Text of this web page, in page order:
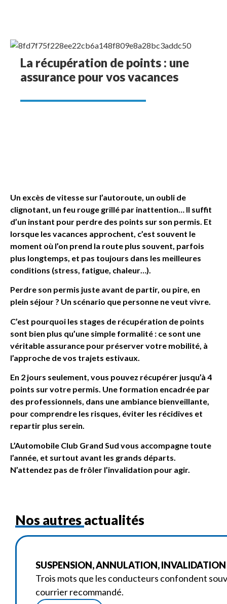
La récupération de points : une
assurance pour vos vacances
Un excès de vitesse sur l’autoroute, un oubli de
clignotant, un feu rouge grillé par inattention… Il suffit
d’un instant pour perdre des points sur son permis. Et
lorsque les vacances approchent, c’est souvent le
moment où l’on prend la route plus souvent, parfois
plus longtemps, et pas toujours dans les meilleures
conditions (stress, fatigue, chaleur…).
Perdre son permis juste avant de partir, ou pire, en
plein séjour ? Un scénario que personne ne veut vivre.
C’est pourquoi les stages de récupération de points
sont bien plus qu’une simple formalité : ce sont une
véritable assurance pour préserver votre mobilité, à
l’approche de vos trajets estivaux.
En 2 jours seulement, vous pouvez récupérer jusqu’à 4
points sur votre permis. Une formation encadrée par
des professionnels, dans une ambiance bienveillante,
pour comprendre les risques, éviter les récidives et
repartir plus serein.
L’Automobile Club Grand Sud vous accompagne toute
l’année, et surtout avant les grands départs.
N’attendez pas de frôler l’invalidation pour agir.
Nos autres actualités
SUSPENSION, ANNULATION, INVALIDATION
Trois mots que les conducteurs confondent
courrier recommandé.